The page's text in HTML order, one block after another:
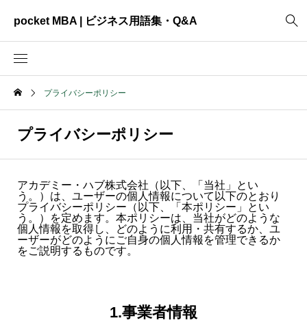
pocket MBA | ビジネス用語集・Q&A
ビジネス全般
資料作成
創業計画
事業計画 3039
コンサルティング 2622
プライバシーポリシー
プライバシーポリシー
アカデミー・ハブ株式会社（以下、「当社」とい
う。）は、ユーザーの個人情報について以下のとおり
プライバシーポリシー（以下、「本ポリシー」とい
う。）を定めます。本ポリシーは、当社がどのような
個人情報を取得し、どのように利用・共有するか、ユ
ーザーがどのようにご自身の個人情報を管理できるか
をご説明するものです。
1.事業者情報